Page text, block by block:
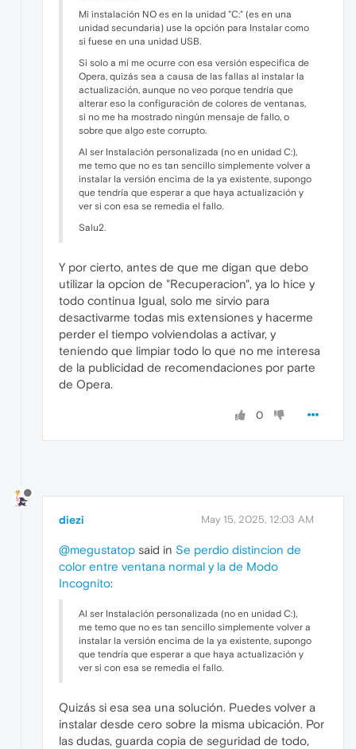
Mi instalación NO es en la unidad "C:" (es en una
unidad secundaria) use la opción para Instalar como
si fuese en una unidad USB.
Si solo a mi me ocurre con esa versión especifica de
Opera, quizás sea a causa de las fallas al instalar la
actualización, aunque no veo porque tendría que
alterar eso la configuración de colores de ventanas,
si no me ha mostrado ningún mensaje de fallo, o
sobre que algo este corrupto.
Al ser Instalación personalizada (no en unidad C:),
me temo que no es tan sencillo simplemente volver a
instalar la versión encima de la ya existente, supongo
que tendría que esperar a que haya actualización y
ver si con esa se remedia el fallo.
Salu2.
Y por cierto, antes de que me digan que debo
utilizar la opcion de "Recuperacion", ya lo hice y
todo continua Igual, solo me sirvio para
desactivarme todas mis extensiones y hacerme
perder el tiempo volviendolas a activar, y
teniendo que limpiar todo lo que no me interesa
de la publicidad de recomendaciones por parte
de Opera.
0
diezi May 15, 2025, 12:03 AM
@megustatop said in Se perdio distincion de
color entre ventana normal y la de Modo
Incognito:
Al ser Instalación personalizada (no en unidad C:),
me temo que no es tan sencillo simplemente volver a
instalar la versión encima de la ya existente, supongo
que tendría que esperar a que haya actualización y
ver si con esa se remedia el fallo.
Quizás si esa sea una solución. Puedes volver a
instalar desde cero sobre la misma ubicación. Por
las dudas, guarda copia de seguridad de todo,